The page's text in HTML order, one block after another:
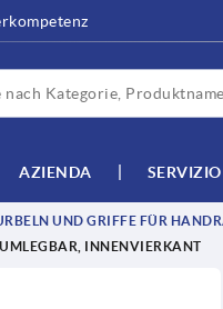
AZIENDA SERVIZIO
UND GRIFFE FÜR
INNENVIERKANT